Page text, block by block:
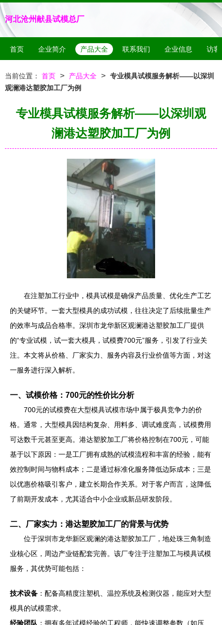
河北沧州献县试模总厂
首页 企业简介 产品大全 联系我们 企业信息 访客
当前位置： 首页 > 产品大全 > 专业模具试模服务解析——以深圳
观澜港达塑胶加工厂为例
专业模具试模服务解析——以深圳观
澜港达塑胶加工厂为例
在注塑加工行业中，模具试模是确保产品质量、优化生产工艺
的关键环节。一套大型模具的成功试模，往往决定了后续批量生产
的效率与成品合格率。深圳市龙华新区观澜港达塑胶加工厂提供
的“专业试模，试一套大模具，试模费700元”服务，引发了行业关
注。本文将从价格、厂家实力、服务内容及行业价值等方面，对这
一服务进行深入解析。
一、试模价格：700元的性价比分析
700元的试模费在大型模具试模市场中属于极具竞争力的价
格。通常，大型模具因结构复杂、用料多、调试难度高，试模费用
可达数千元甚至更高。港达塑胶加工厂将价格控制在700元，可能
基于以下原因：一是工厂拥有成熟的试模流程和丰富的经验，能有
效控制时间与物料成本；二是通过标准化服务降低边际成本；三是
以优惠价格吸引客户，建立长期合作关系。对于客户而言，这降低
了前期开发成本，尤其适合中小企业或新品研发阶段。
二、厂家实力：港达塑胶加工厂的背景与优势
位于深圳市龙华新区观澜的港达塑胶加工厂，地处珠三角制造
业核心区，周边产业链配套完善。该厂专注于注塑加工与模具试模
服务，其优势可能包括：
技术设备 ：配备高精度注塑机、温控系统及检测仪器，能应对大型
模具的试模需求。
经验团队 ：拥有多年试模经验的工程师，能快速调整参数（如压